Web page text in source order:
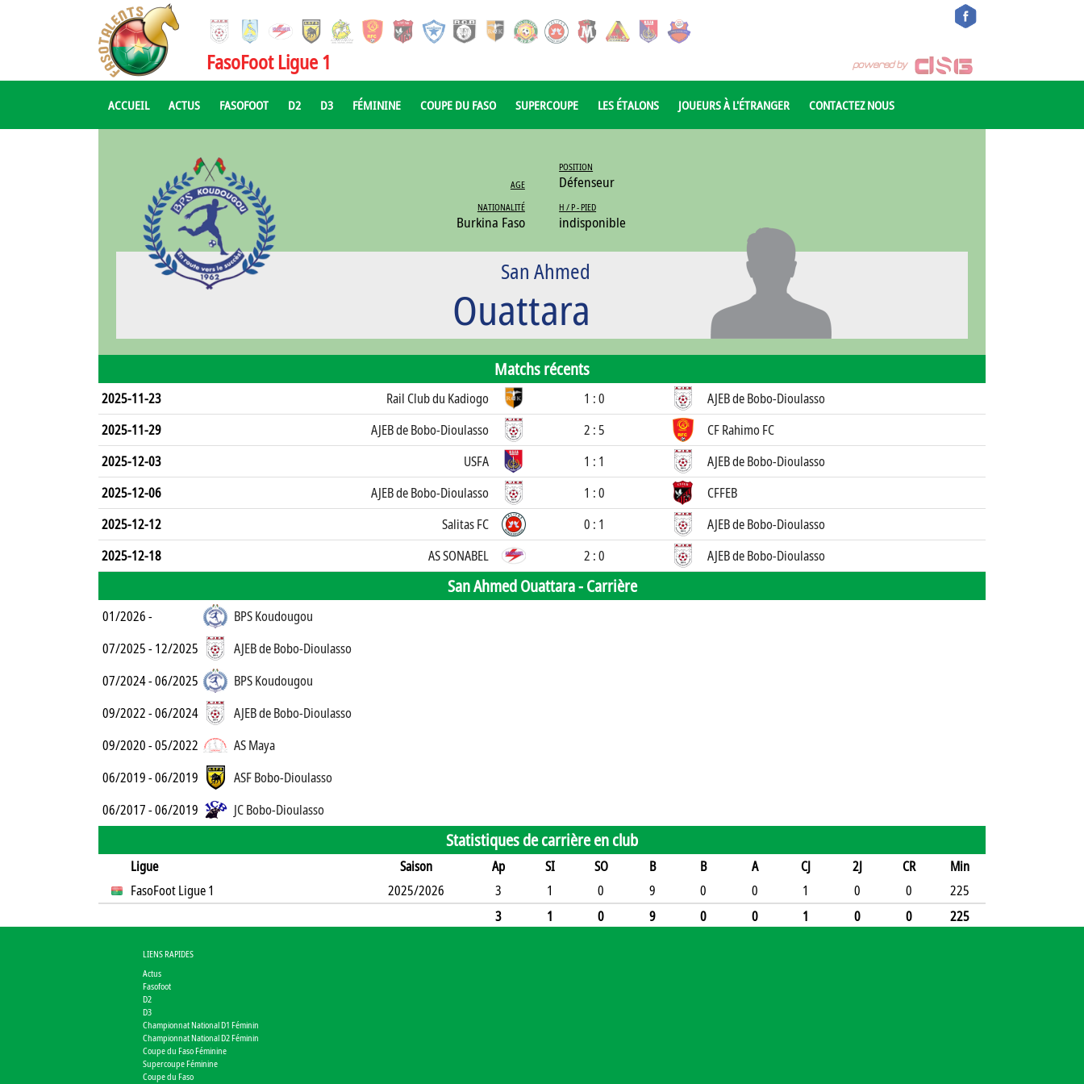
FasoFoot Ligue 1
ACCUEIL ACTUS FASOFOOT D2 D3 FÉMININE COUPE DU FASO SUPERCOUPE LES ÉTALONS JOUEURS À L'ÉTRANGER CONTACTEZ NOUS
AGE
NATIONALITÉ
Burkina Faso
POSITION
Défenseur
H / P - PIED
indisponible
San Ahmed
Ouattara
Matchs récents
2025-11-23 Rail Club du Kadiogo 1 : 0
AJEB de Bobo-Dioulasso
2025-11-29
AJEB de Bobo-Dioulasso 2 : 5
CF Rahimo FC
2025-12-03
USFA 1 : 1
AJEB de Bobo-Dioulasso
2025-12-06
AJEB de Bobo-Dioulasso 1 : 0
CFFEB
2025-12-12
Salitas FC 0 : 1
AJEB de Bobo-Dioulasso
2025-12-18
AS SONABEL 2 : 0 AJEB de Bobo-Dioulasso
San Ahmed Ouattara -Carrière
01/2026 -
BPS Koudougou
07/2025 - 12/2025
AJEB de Bobo-Dioulasso
07/2024 - 06/2025
BPS Koudougou
09/2022 - 06/2024
AJEB de Bobo-Dioulasso
09/2020 - 05/2022
AS Maya
06/2019 - 06/2019
ASF Bobo-Dioulasso
06/2017 - 06/2019
JC Bobo-Dioulasso
Statistiques de carrière en club
Ligue Saison Ap SI SO B B A CJ 2J CR
Min
FasoFoot Ligue 1
2025/2026 3 1 0 9 0 0 1 0 0
225
3
1 0 9 0 0 1 0 0 225
LIENS RAPIDES
Actus
Fasofoot
D2
D3
Championnat National D1 Féminin
Championnat National D2 Féminin
Coupe du Faso Féminine
Supercoupe Féminine
Coupe du Faso